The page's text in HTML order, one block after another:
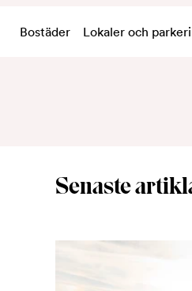
Bostäder Lokaler och
Senaste